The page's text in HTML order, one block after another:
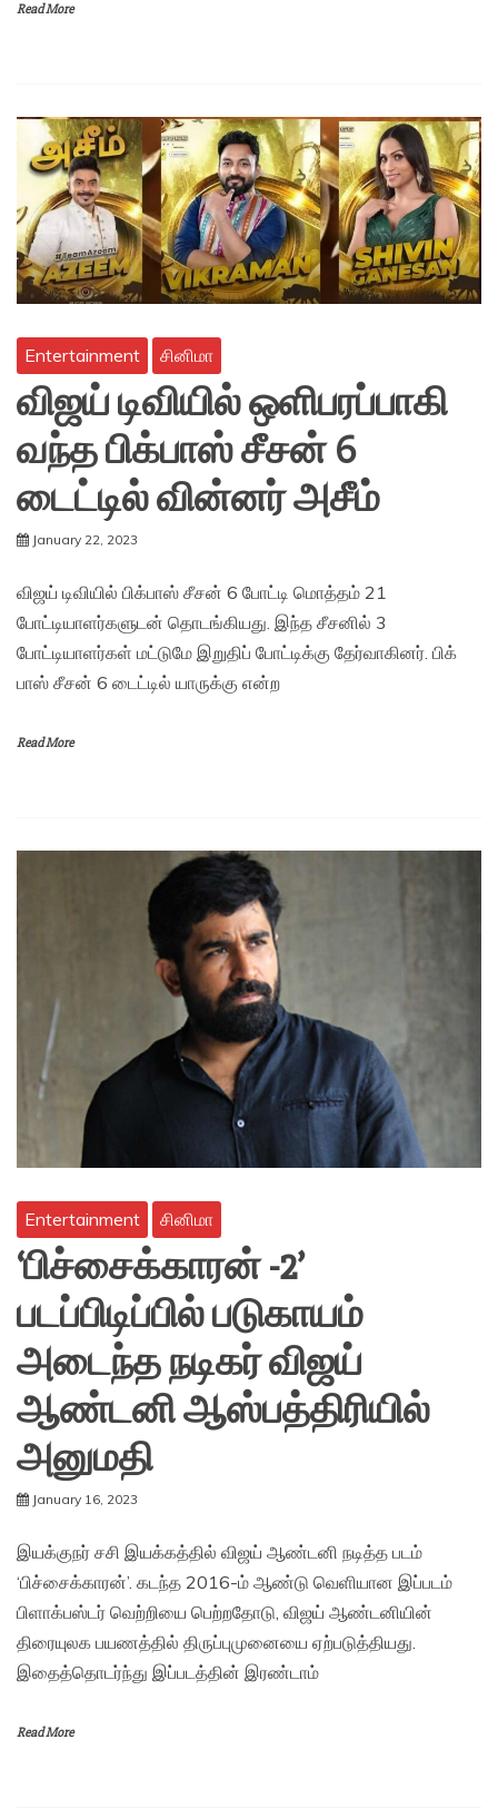
Read More
Entertainment சினிமா
விஜய் டிவியில் ஒளிபரப்பாகி
வந்த பிக்பாஸ் சீசன் 6
டைட்டில் வின்னர் அசீம்
January 22, 2023
விஜய் டிவியில் பிக்பாஸ் சீசன் 6 போட்டி மொத்தம் 21
போட்டியாளர்களுடன் தொடங்கியது. இந்த சீசனில் 3
போட்டியாளர்கள் மட்டுமே இறுதிப் போட்டிக்கு தேர்வாகினர். பிக்
பாஸ் சீசன் 6 டைட்டில் யாருக்கு என்ற
Read More
Entertainment சினிமா
‘பிச்சைக்காரன் -2’
படப்பிடிப்பில் படுகாயம்
அடைந்த நடிகர் விஜய்
ஆண்டனி ஆஸ்பத்திரியில்
அனுமதி
January 16, 2023
இயக்குநர் சசி இயக்கத்தில் விஜய் ஆண்டனி நடித்த படம்
‘பிச்சைக்காரன்’. கடந்த 2016-ம் ஆண்டு வெளியான இப்படம்
பிளாக்பஸ்டர் வெற்றியை பெற்றதோடு, விஜய் ஆண்டனியின்
திரையுலக பயணத்தில் திருப்புமுனையை ஏற்படுத்தியது.
இதைத்தொடர்ந்து இப்படத்தின் இரண்டாம்
Read More